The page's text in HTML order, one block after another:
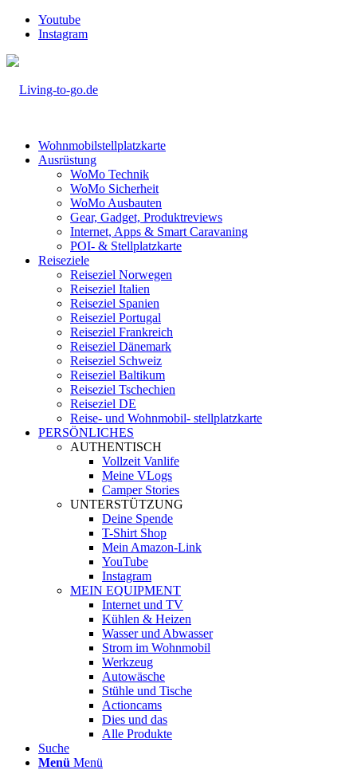
Youtube
Instagram
Wohnmobilstellplatzkarte
Ausrüstung
WoMo Technik
WoMo Sicherheit
WoMo Ausbauten
Gear, Gadget, Produktreviews
Internet, Apps & Smart Caravaning
POI- & Stellplatzkarte
Reiseziele
Reiseziel Norwegen
Reiseziel Italien
Reiseziel Spanien
Reiseziel Portugal
Reiseziel Frankreich
Reiseziel Dänemark
Reiseziel Schweiz
Reiseziel Baltikum
Reiseziel Tschechien
Reiseziel DE
Reise- und Wohnmobil- stellplatzkarte
PERSÖNLICHES
AUTHENTISCH
Vollzeit Vanlife
Meine VLogs
Camper Stories
UNTERSTÜTZUNG
Deine Spende
T-Shirt Shop
Mein Amazon-Link
YouTube
Instagram
MEIN EQUIPMENT
Internet und TV
Kühlen & Heizen
Wasser und Abwasser
Strom im Wohnmobil
Werkzeug
Autowäsche
Stühle und Tische
Actioncams
Dies und das
Alle Produkte
Suche
Menü Menü